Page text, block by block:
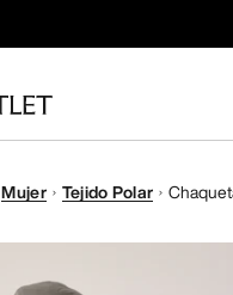
Mujer Tejido Polar